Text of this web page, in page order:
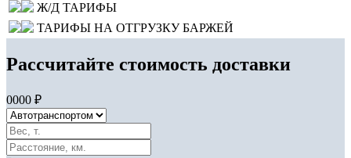
Ж/Д ТАРИФЫ
ТАРИФЫ НА ОТГРУЗКУ БАРЖЕЙ
Рассчитайте стоимость доставки
0000 ₽